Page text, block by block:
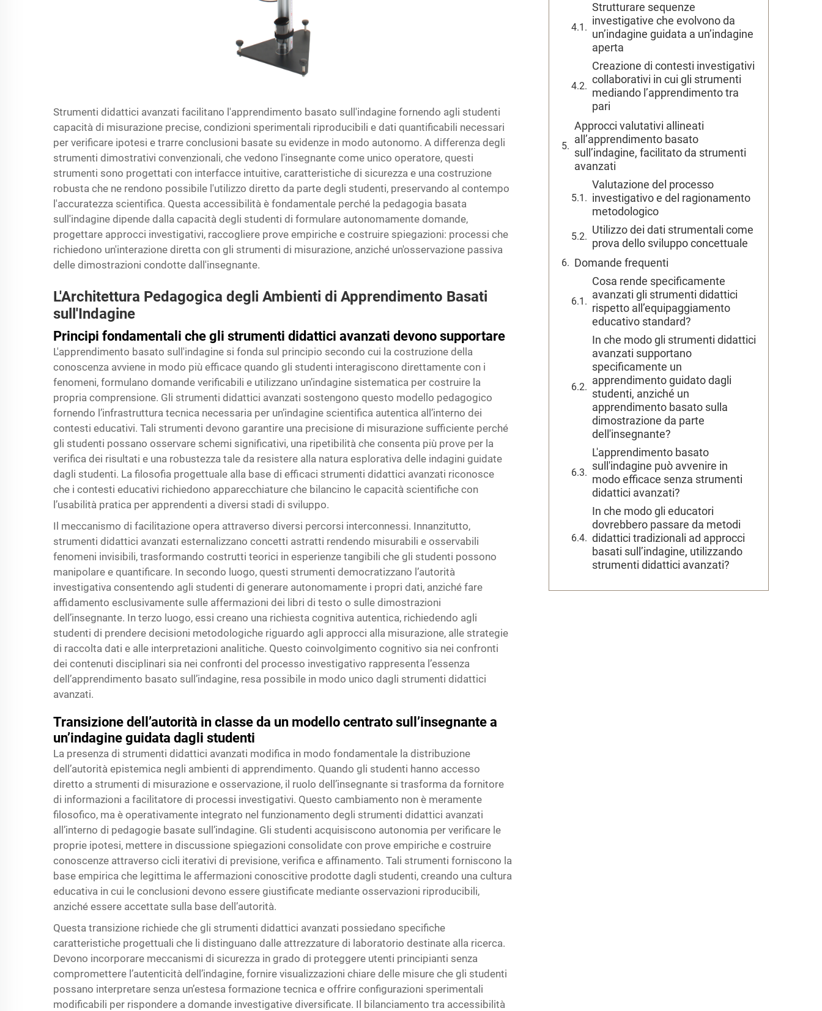
Strumenti didattici avanzati facilitano l'apprendimento basato sull'indagine fornendo agli studenti
capacità di misurazione precise, condizioni sperimentali riproducibili e dati quantificabili necessari
per verificare ipotesi e trarre conclusioni basate su evidenze in modo autonomo. A differenza degli
strumenti dimostrativi convenzionali, che vedono l'insegnante come unico operatore, questi
strumenti sono progettati con interfacce intuitive, caratteristiche di sicurezza e una costruzione
robusta che ne rendono possibile l'utilizzo diretto da parte degli studenti, preservando al contempo
l'accuratezza scientifica. Questa accessibilità è fondamentale perché la pedagogia basata
sull'indagine dipende dalla capacità degli studenti di formulare autonomamente domande,
progettare approcci investigativi, raccogliere prove empiriche e costruire spiegazioni: processi che
richiedono un'interazione diretta con gli strumenti di misurazione, anziché un'osservazione passiva
delle dimostrazioni condotte dall'insegnante.
L'Architettura Pedagogica degli Ambienti di Apprendimento Basati
sull'Indagine
Principi fondamentali che gli strumenti didattici avanzati devono supportare
L'apprendimento basato sull'indagine si fonda sul principio secondo cui la costruzione della
conoscenza avviene in modo più efficace quando gli studenti interagiscono direttamente con i
fenomeni, formulano domande verificabili e utilizzano un’indagine sistematica per costruire la
propria comprensione. Gli strumenti didattici avanzati sostengono questo modello pedagogico
fornendo l’infrastruttura tecnica necessaria per un’indagine scientifica autentica all’interno dei
contesti educativi. Tali strumenti devono garantire una precisione di misurazione sufficiente perché
gli studenti possano osservare schemi significativi, una ripetibilità che consenta più prove per la
verifica dei risultati e una robustezza tale da resistere alla natura esplorativa delle indagini guidate
dagli studenti. La filosofia progettuale alla base di efficaci strumenti didattici avanzati riconosce
che i contesti educativi richiedono apparecchiature che bilancino le capacità scientifiche con
l’usabilità pratica per apprendenti a diversi stadi di sviluppo.
Il meccanismo di facilitazione opera attraverso diversi percorsi interconnessi. Innanzitutto,
strumenti didattici avanzati esternalizzano concetti astratti rendendo misurabili e osservabili
fenomeni invisibili, trasformando costrutti teorici in esperienze tangibili che gli studenti possono
manipolare e quantificare. In secondo luogo, questi strumenti democratizzano l’autorità
investigativa consentendo agli studenti di generare autonomamente i propri dati, anziché fare
affidamento esclusivamente sulle affermazioni dei libri di testo o sulle dimostrazioni
dell’insegnante. In terzo luogo, essi creano una richiesta cognitiva autentica, richiedendo agli
studenti di prendere decisioni metodologiche riguardo agli approcci alla misurazione, alle strategie
di raccolta dati e alle interpretazioni analitiche. Questo coinvolgimento cognitivo sia nei confronti
dei contenuti disciplinari sia nei confronti del processo investigativo rappresenta l’essenza
dell’apprendimento basato sull’indagine, resa possibile in modo unico dagli strumenti didattici
avanzati.
Transizione dell’autorità in classe da un modello centrato sull’insegnante a
un’indagine guidata dagli studenti
La presenza di strumenti didattici avanzati modifica in modo fondamentale la distribuzione
dell’autorità epistemica negli ambienti di apprendimento. Quando gli studenti hanno accesso
diretto a strumenti di misurazione e osservazione, il ruolo dell’insegnante si trasforma da fornitore
di informazioni a facilitatore di processi investigativi. Questo cambiamento non è meramente
filosofico, ma è operativamente integrato nel funzionamento degli strumenti didattici avanzati
all’interno di pedagogie basate sull’indagine. Gli studenti acquisiscono autonomia per verificare le
proprie ipotesi, mettere in discussione spiegazioni consolidate con prove empiriche e costruire
conoscenze attraverso cicli iterativi di previsione, verifica e affinamento. Tali strumenti forniscono la
base empirica che legittima le affermazioni conoscitive prodotte dagli studenti, creando una cultura
educativa in cui le conclusioni devono essere giustificate mediante osservazioni riproducibili,
anziché essere accettate sulla base dell’autorità.
Questa transizione richiede che gli strumenti didattici avanzati possiedano specifiche
caratteristiche progettuali che li distinguano dalle attrezzature di laboratorio destinate alla ricerca.
Devono incorporare meccanismi di sicurezza in grado di proteggere utenti principianti senza
compromettere l’autenticità dell’indagine, fornire visualizzazioni chiare delle misure che gli studenti
possano interpretare senza un’estesa formazione tecnica e offrire configurazioni sperimentali
modificabili per rispondere a domande investigative diversificate. Il bilanciamento tra accessibilità
Strutturare sequenze
investigative che evolvono da
un’indagine guidata a un’indagine
aperta
Creazione di contesti investigativi
collaborativi in cui gli strumenti
mediando l’apprendimento tra
pari
Approcci valutativi allineati
all’apprendimento basato
sull’indagine, facilitato da strumenti
avanzati
Valutazione del processo
investigativo e del ragionamento
metodologico
Utilizzo dei dati strumentali come
prova dello sviluppo concettuale
Domande frequenti
Cosa rende specificamente
avanzati gli strumenti didattici
rispetto all’equipaggiamento
educativo standard?
In che modo gli strumenti didattici
avanzati supportano
specificamente un
apprendimento guidato dagli
studenti, anziché un
apprendimento basato sulla
dimostrazione da parte
dell'insegnante?
L'apprendimento basato
sull'indagine può avvenire in
modo efficace senza strumenti
didattici avanzati?
In che modo gli educatori
dovrebbero passare da metodi
didattici tradizionali ad approcci
basati sull’indagine, utilizzando
strumenti didattici avanzati?